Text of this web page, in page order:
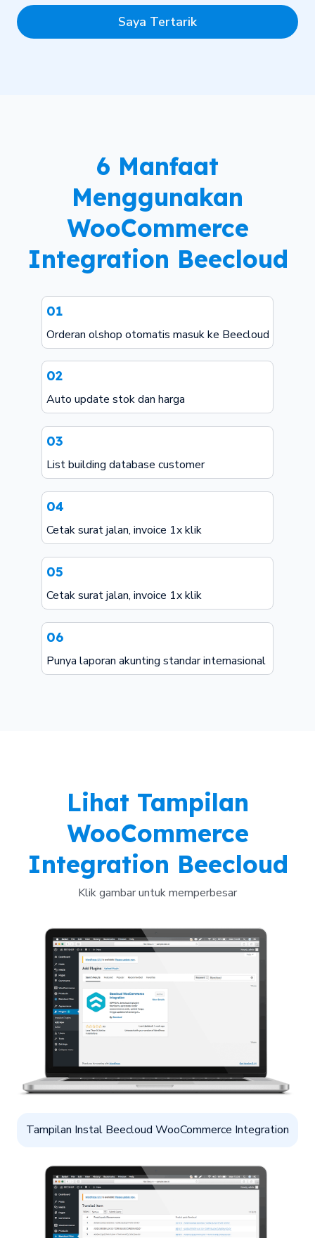
Saya Tertarik
6 Manfaat
Menggunakan
WooCommerce
Integration Beecloud
01
Orderan olshop otomatis masuk ke Beecloud
02
Auto update stok dan harga
03
List building database customer
04
Cetak surat jalan, invoice 1x klik
05
Cetak surat jalan, invoice 1x klik
06
Punya laporan akunting standar internasional
Lihat Tampilan
WooCommerce
Integration Beecloud
Klik gambar untuk memperbesar
Tampilan Instal Beecloud WooCommerce Integration